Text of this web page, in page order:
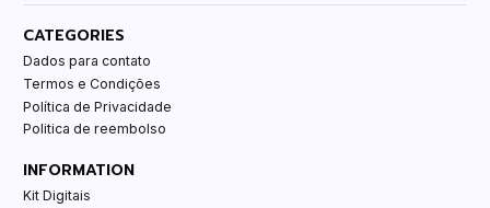
CATEGORIES
Dados para contato
Termos e Condições
Política de Privacidade
Politica de reembolso
INFORMATION
Kit Digitais